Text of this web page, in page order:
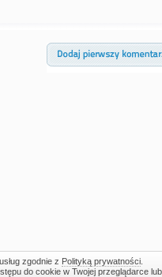
zgodnie z Polityką prywatności.
do cookie w Twojej przeglądarce lub